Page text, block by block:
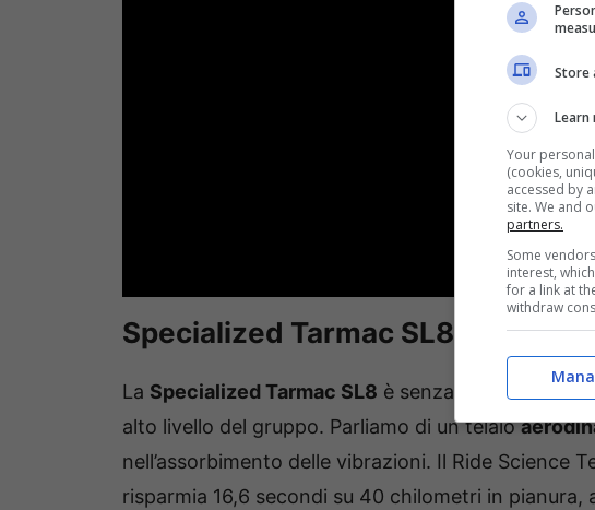
Specialized Tarmac SL8: com’è
La Specialized Tarmac SL8 è senza dubbio una
alto livello del gruppo. Parliamo di un telaio
nell’assorbimento delle vibrazioni. Il Ride Science
risparmia 16,6 secondi su 40 chilometri in
Store
Learn
Your
(cookies,
accessed by
site. We and
partners.
Some
interest,
for a link at
withdraw